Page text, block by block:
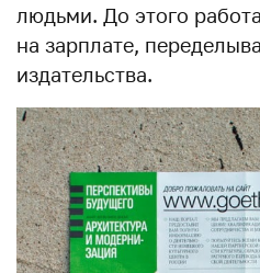
людьми. До этого
на зарплате,
издательства.